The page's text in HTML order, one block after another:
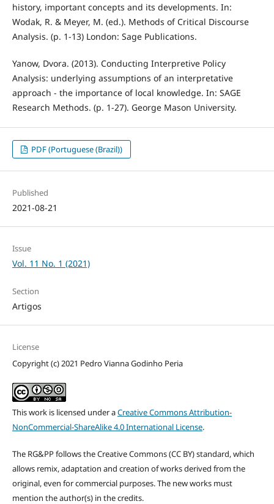
history, important concepts and its developments. In:
Wodak, R. & Meyer, M. (ed.). Methods of Critical Discourse
Analysis. (p. 1-13) London: Sage Publications.
Yanow, Dvora. (2013). Conducting Interpretive Policy
Analysis: underlying assumptions of an interpretative
approach - the importance of local knowledge. In: SAGE
Research Methods. (p. 1-27). George Mason University.
PDF (Portuguese (Brazil))
Published
2021-08-21
Issue
Vol. 11 No. 1 (2021)
Section
Artigos
License
Copyright (c) 2021 Pedro Vianna Godinho Peria
This work is licensed under aCreative Commons Attribution-
NonCommercial-ShareAlike 4.0 International License.
The RG&PP follows the Creative Commons (CC BY) standard, which
allows remix, adaptation and creation of works derived from the
original, even for commercial purposes. The new works must
mention the author(s) in the credits.